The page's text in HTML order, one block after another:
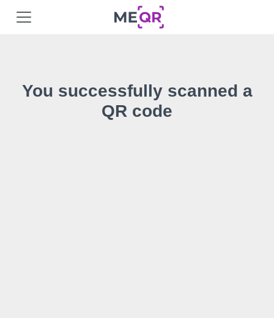
You successfully scanned a
QR code